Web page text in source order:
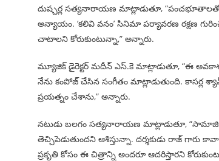
దుష్చర్ల సత్యనారాయణ మాట్లాడుతూ, “పంచభూతాలతో
అన్యాయం. ‘కలివి వనం’ సినిమా పర్యావరణ రక్షణ
చాటాలని కోరుకుంటున్నా,” అన్నారు.
మ్యూజిక్ డైరెక్టర్ మదీన్ ఎస్.కె మాట్లాడుతూ, “ఈ అవకాశం
నేను కంపోజ్ చేసిన సంగీతం మాట్లాడుతుంది. కాసర్ల
ప్రయత్నం చేశాను,” అన్నారు.
నటుడు బలగం సత్యనారాయణ మాట్లాడుతూ, “సామాజిక
తెచ్చిపెడుతుందని ఆశిస్తున్నా. దర్శకుడు రాజ్ గారు
ప్రకృతి కోసం ఈ చిత్రాన్ని అందరూ ఆదరిస్తారని